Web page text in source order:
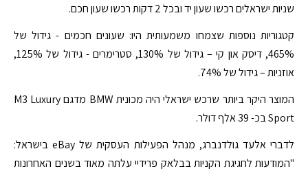
שניות ישראלים רכשו שעון יד ובכל 2 דקות רכשו שעון חכם.
קטגוריות נוספות שצמחו משמעותית היו: שעונים חכמים - גידול של
465%, דיסק און קי – גידול של 130%, סטרימרים - גידול של 125%,
אוזניות – גידול של 74%.
המוצר היקר ביותר שרכש ישראלי היה מכונית BMW מדגם M3 Luxury
Sport בכ- 39 אלף דולר.
לדברי אלעד גולדנברג, מנהל הפעילות העסקית של eBay בישראל:
"המודעות לחגיגת הקניות בבלאק פרידיי עלתה מאוד בשנים האחרונות